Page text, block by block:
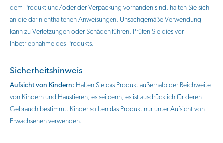
dem Produkt und/oder der Verpackung vorhanden sind, halten Sie sich
an die darin enthaltenen Anweisungen. Unsachgemäße Verwendung
kann zu Verletzungen oder Schäden führen. Prüfen Sie dies vor
Inbetriebnahme des Produkts.
Sicherheitshinweis
Aufsicht von Kindern: Halten Sie das Produkt außerhalb der Reichweite
von Kindern und Haustieren, es sei denn, es ist ausdrücklich für deren
Gebrauch bestimmt. Kinder sollten das Produkt nur unter Aufsicht von
Erwachsenen verwenden.